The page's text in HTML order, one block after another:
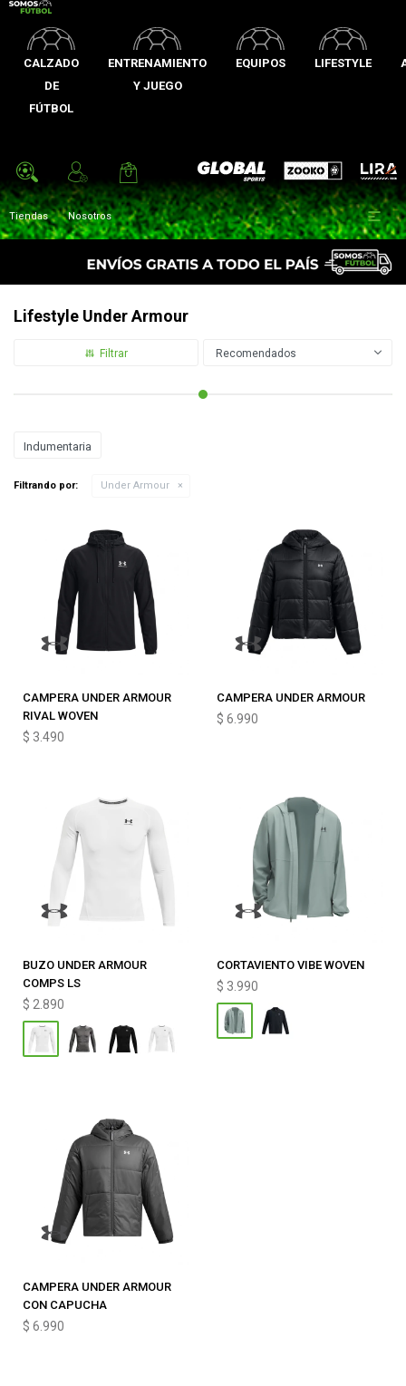
CALZADO
DE
FÚTBOL
ENTRENAMIENTO
Y JUEGO
EQUIPOS LIFESTYLE
Global Sports Zooko Lira
Tiendas Nosotros 
Lifestyle Under Armour
Recomendados
Indumentaria
Filtrando por: Under Armour
CAMPERA UNDER ARMOUR
RIVAL WOVEN
$ 3.490
CAMPERA UNDER ARMOUR
$ 6.990
BUZO UNDER ARMOUR
COMPS LS
$ 2.890
CORTAVIENTO VIBE WOVEN
$ 3.990
CAMPERA UNDER ARMOUR
CON CAPUCHA
$ 6.990